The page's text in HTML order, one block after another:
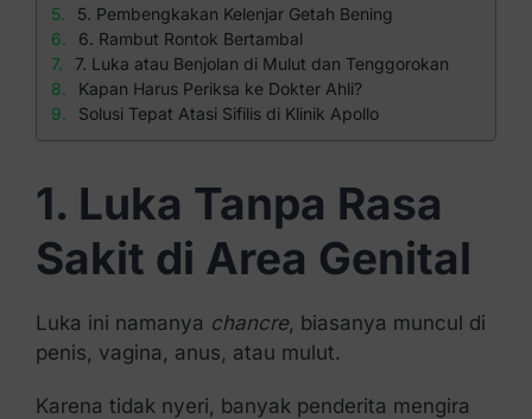
5. Pembengkakan Kelenjar Getah Bening
6. Rambut Rontok Bertambal
7. Luka atau Benjolan di Mulut dan Tenggorokan
Kapan Harus Periksa ke Dokter Ahli?
Solusi Tepat Atasi Sifilis di Klinik Apollo
1. Luka Tanpa Rasa
Sakit di Area Genital
Luka ini namanya chancre, biasanya muncul di
penis, vagina, anus, atau mulut.
Karena tidak nyeri, banyak penderita mengira